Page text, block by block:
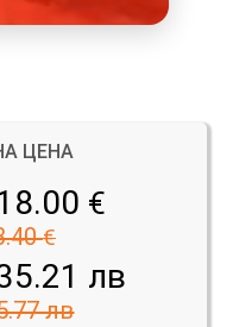
ЦЕНА
€
€
лв
лв